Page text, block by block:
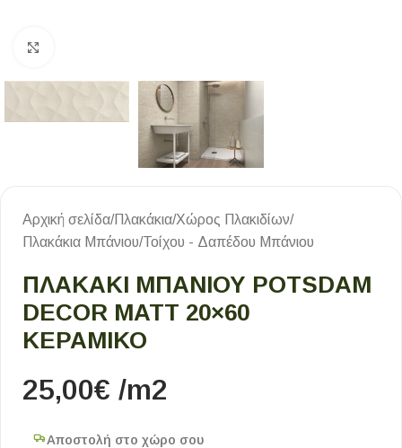
Αρχική σελίδα/Πλακάκια/Χώρος Πλακιδίων/
Πλακάκια Μπάνιου/Τοίχου - Δαπέδου Μπάνιου
ΠΛΑΚΆΚΙ ΜΠΆΝΙΟΥ POTSDAM
DECOR MATT 20×60
ΚΕΡΑΜΙΚΌ
25,00€ /m2
Αποστολή στο χώρο σου